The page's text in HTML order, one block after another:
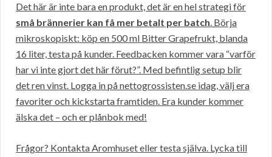
Det här är inte bara en produkt, det är en hel strategi för
små brännerier kan få mer betalt per batch. Börja
mikroskopiskt: köp en 500 ml Bitter Grapefrukt, blanda
16 liter, testa på kunder. Feedbacken kommer vara “varför
har vi inte gjort det här förut?”. Med befintlig setup blir
det ren vinst. Logga in på nettogrossisten.se idag, välj era
favoriter och kickstarta framtiden. Era kunder kommer
älska det – och er plånbok med!
Frågor? Kontakta Aromhuset eller testa själva. Lycka till